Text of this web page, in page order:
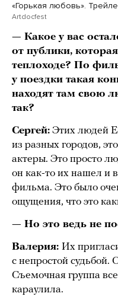
«Горькая любовь».
Artdocfest
— Какое у вас
от публики,
теплоходе? По
у поездки такая
находят там свою
так?
Сергей: Этих людей
из разных городов,
актеры. Это просто
он как-то их нашел и
фильма. Это было
ощущения, что это
— Но это ведь не
Валерия: Их
с непростой судьбой.
Съемочная группа
караулила.